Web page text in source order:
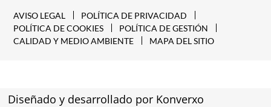
AVISO LEGAL
POLÍTICA DE PRIVACIDAD
POLÍTICA DE COOKIES
POLÍTICA DE GESTIÓN
CALIDAD Y MEDIO AMBIENTE
MAPA DEL SITIO
Diseñado y desarrollado por Konverxo